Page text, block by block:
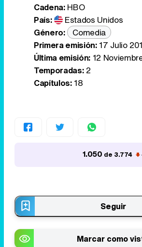
Cadena:HBO
País:
Estados Unidos
Género:
Comedia
Primera emisión:17 Julio
Última emisión:12
Temporadas:2
Capítulos:18
1.050 de 3.774
Seguir
Marcar como